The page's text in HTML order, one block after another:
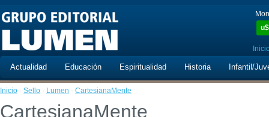
u$
Actualidad Educación Espiritualidad Historia Infantil/
Inicio · Sello · Lumen · CartesianaMente
CartesianaMente